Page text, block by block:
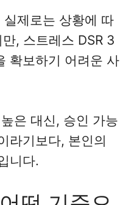
실제로는 상황에 따
, 스트레스 DSR 3
확보하기 어려운 사
은 대신, 승인 가능
라기보다, 본인의
니다.